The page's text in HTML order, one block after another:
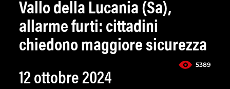
Vallo della Lucania (Sa),
allarme furti: cittadini
chiedono maggiore sicurezza
5389
12 ottobre 2024